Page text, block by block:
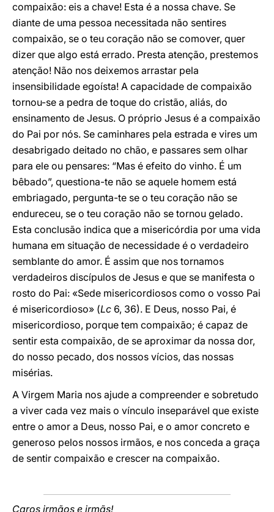
compaixão: eis a chave! Esta é a nossa chave. Se
diante de uma pessoa necessitada não sentires
compaixão, se o teu coração não se comover, quer
dizer que algo está errado. Presta atenção, prestemos
atenção! Não nos deixemos arrastar pela
insensibilidade egoísta! A capacidade de compaixão
tornou-se a pedra de toque do cristão, aliás, do
ensinamento de Jesus. O próprio Jesus é a compaixão
do Pai por nós. Se caminhares pela estrada e vires um
desabrigado deitado no chão, e passares sem olhar
para ele ou pensares: “Mas é efeito do vinho. É um
bêbado”, questiona-te não se aquele homem está
embriagado, pergunta-te se o teu coração não se
endureceu, se o teu coração não se tornou gelado.
Esta conclusão indica que a misericórdia por uma vida
humana em situação de necessidade é o verdadeiro
semblante do amor. É assim que nos tornamos
verdadeiros discípulos de Jesus e que se manifesta o
rosto do Pai: «Sede misericordiosos como o vosso Pai
é misericordioso» (Lc 6, 36). E Deus, nosso Pai, é
misericordioso, porque tem compaixão; é capaz de
sentir esta compaixão, de se aproximar da nossa dor,
do nosso pecado, dos nossos vícios, das nossas
misérias.
A Virgem Maria nos ajude a compreender e sobretudo
a viver cada vez mais o vínculo inseparável que existe
entre o amor a Deus, nosso Pai, e o amor concreto e
generoso pelos nossos irmãos, e nos conceda a graça
de sentir compaixão e crescer na compaixão.
Caros irmãos e irmãs!